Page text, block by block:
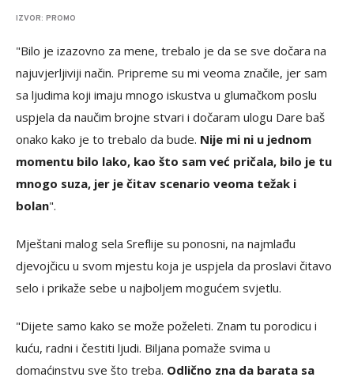
IZVOR: PROMO
"Bilo je izazovno za mene, trebalo je da se sve dočara na
najuvjerljiviji način. Pripreme su mi veoma značile, jer sam
sa ljudima koji imaju mnogo iskustva u glumačkom poslu
uspjela da naučim brojne stvari i dočaram ulogu Dare baš
onako kako je to trebalo da bude. Nije mi ni u jednom
momentu bilo lako, kao što sam već pričala, bilo je tu
mnogo suza, jer je čitav scenario veoma težak i
bolan".
Mještani malog sela Sreflije su ponosni, na najmlađu
djevojčicu u svom mjestu koja je uspjela da proslavi čitavo
selo i prikaže sebe u najboljem mogućem svjetlu.
"Dijete samo kako se može poželeti. Znam tu porodicu i
kuću, radni i čestiti ljudi. Biljana pomaže svima u
domaćinstvu sve što treba. Odlično zna da barata sa